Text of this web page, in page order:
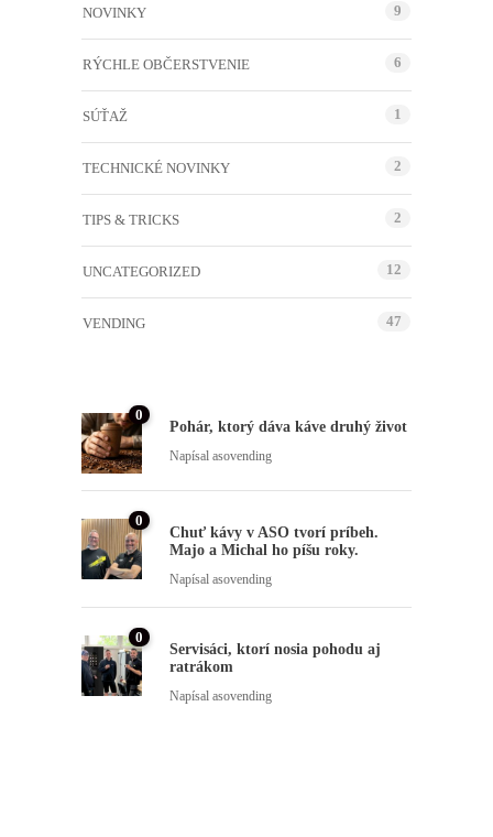
NOVINKY 9
RÝCHLE OBČERSTVENIE 6
SÚŤAŽ 1
TECHNICKÉ NOVINKY 2
TIPS & TRICKS 2
UNCATEGORIZED 12
VENDING 47
0
Pohár, ktorý dáva káve druhý život
Napísal asovending
0
Chuť kávy v ASO tvorí príbeh.
Majo a Michal ho píšu roky.
Napísal asovending
0
Servisáci, ktorí nosia pohodu aj
ratrákom
Napísal asovending